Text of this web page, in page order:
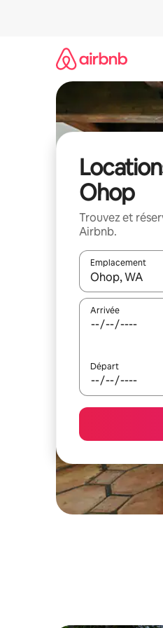
Ohop
Trouvez et
Airbnb.
Emplacement
Quand les
Arrivée
Départ